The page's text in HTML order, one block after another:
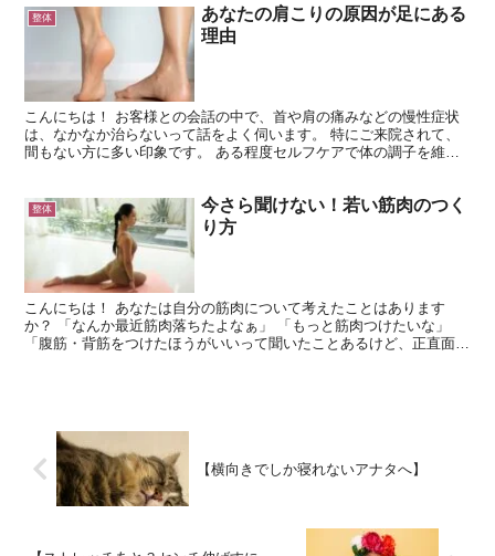
整体
あなたの肩こりの原因が足にある
理由
こんにちは！ お客様との会話の中で、首や肩の痛みなどの慢性症状
は、なかなか治らないって話をよく伺います。 特にご来院されて、
間もない方に多い印象です。 ある程度セルフケアで体の調子を維持
整体
今さら聞けない！若い筋肉のつく
り方
こんにちは！ あなたは自分の筋肉について考えたことはあります
か？ 「なんか最近筋肉落ちたよなぁ」 「もっと筋肉つけたいな」
「腹筋・背筋をつけたほうがいいって聞いたことあるけど、正直面倒
【横向きでしか寝れないアナタへ】